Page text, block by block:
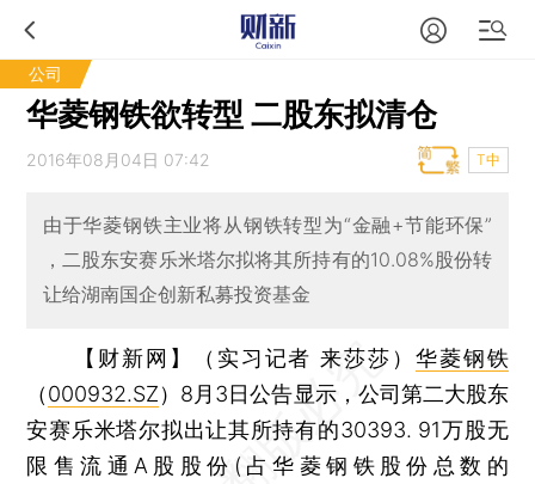
公司
华菱钢铁欲转型 二股东拟清仓
2016年08月04日 07:42 T中
由于华菱钢铁主业将从钢铁转型为“金融+节能环保”
，二股东安赛乐米塔尔拟将其所持有的10.08%股份转
让给湖南国企创新私募投资基金
【财新网】（实习记者 来莎莎） 华菱钢铁
（000932.SZ）8月3日公告显示，公司第二大股东
安赛乐米塔尔拟出让其所持有的30393. 91万股无
限售流通A股股份(占华菱钢铁股份总数的